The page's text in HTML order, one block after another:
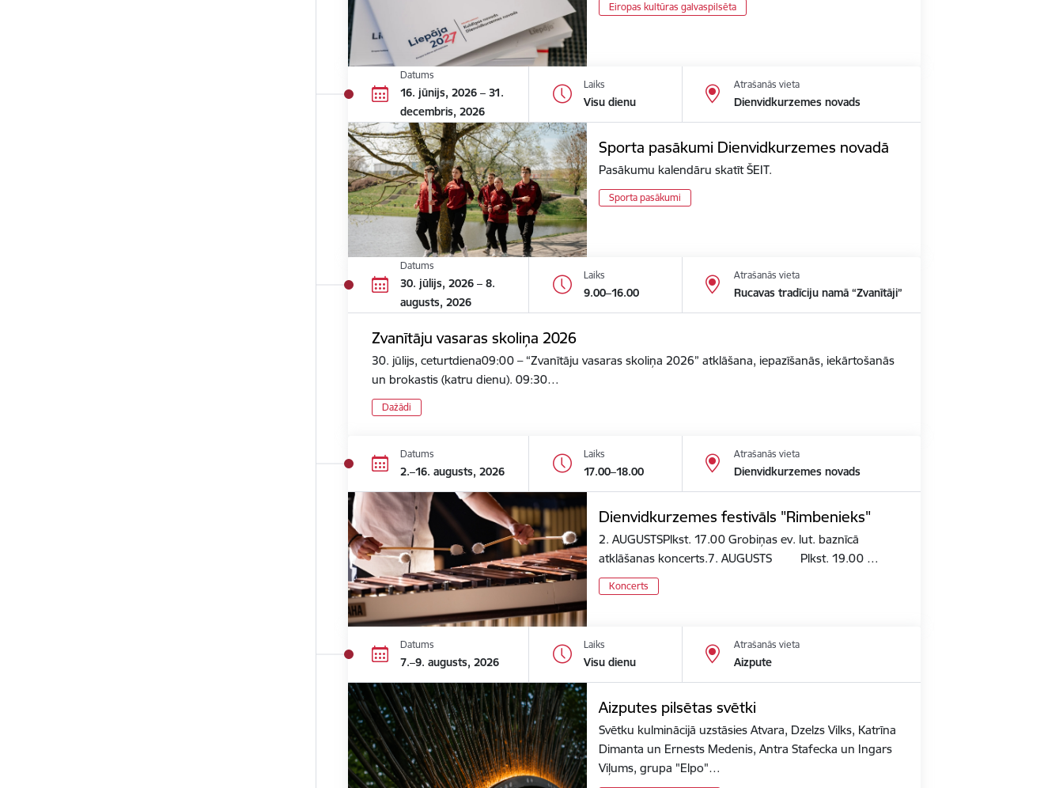
Eiropas kultūras galvaspilsēta
Datums
16. jūnijs, 2026 – 31.
decembris, 2026
Laiks
Visu dienu
Atrašanās vieta
Dienvidkurzemes novads
Sporta pasākumi Dienvidkurzemes novadā
Pasākumu kalendāru skatīt ŠEIT.
Sporta pasākumi
Datums
30. jūlijs, 2026 – 8.
augusts, 2026
Laiks
9.00–16.00
Atrašanās vieta
Rucavas tradīciju namā “Zvanītāji”
Zvanītāju vasaras skoliņa 2026
30. jūlijs, ceturtdiena09:00 – “Zvanītāju vasaras skoliņa 2026” atklāšana, iepazīšanās, iekārtošanās
un brokastis (katru dienu). 09:30…
Dažādi
Datums
2.–16. augusts, 2026
Laiks
17.00–18.00
Atrašanās vieta
Dienvidkurzemes novads
Dienvidkurzemes festivāls "Rimbenieks"
2. AUGUSTSPlkst. 17.00 Grobiņas ev. lut. baznīcā
atklāšanas koncerts.7. AUGUSTS Plkst. 19.00 …
Koncerts
Datums
7.–9. augusts, 2026
Laiks
Visu dienu
Atrašanās vieta
Aizpute
Aizputes pilsētas svētki
Svētku kulminācijā uzstāsies Atvara, Dzelzs Vilks, Katrīna
Dimanta un Ernests Medenis, Antra Stafecka un Ingars
Viļums, grupa "Elpo"…